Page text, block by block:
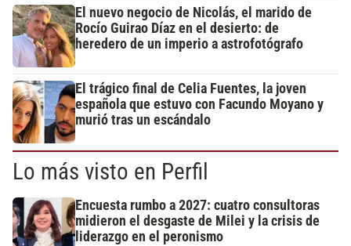
El nuevo negocio de Nicolás, el marido de
Rocío Guirao Díaz en el desierto: de
heredero de un imperio a astrofotógrafo
El trágico final de Celia Fuentes, la joven
española que estuvo con Facundo Moyano y
murió tras un escándalo
Lo más visto en Perfil
Encuesta rumbo a 2027: cuatro consultoras
midieron el desgaste de Milei y la crisis de
liderazgo en el peronismo